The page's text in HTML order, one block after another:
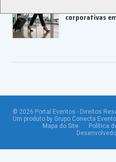
corporativas
© 2026 Portal Eventos - Direitos
Um produto by Grupo Conecta
Mapa do Site
Política